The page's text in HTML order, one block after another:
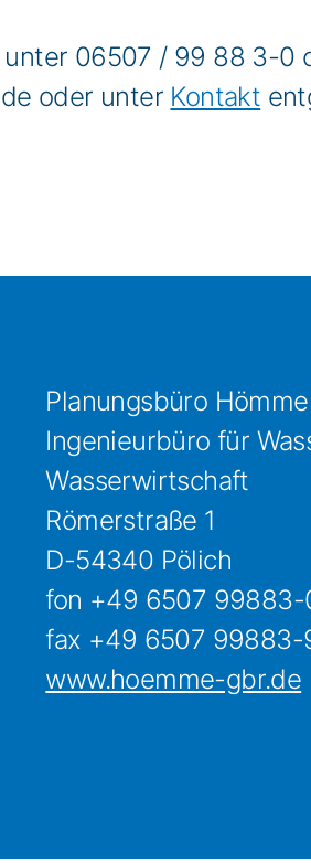
06507 / 99 88 3-0
oder unter Kontakt
Planungsbüro
Ingenieurbüro für
Wasserwirtschaft
Römerstraße 1
D-54340 Pölich
fon +49 6507 99883-
fax +49 6507 99883-
www.hoemme-gbr.de